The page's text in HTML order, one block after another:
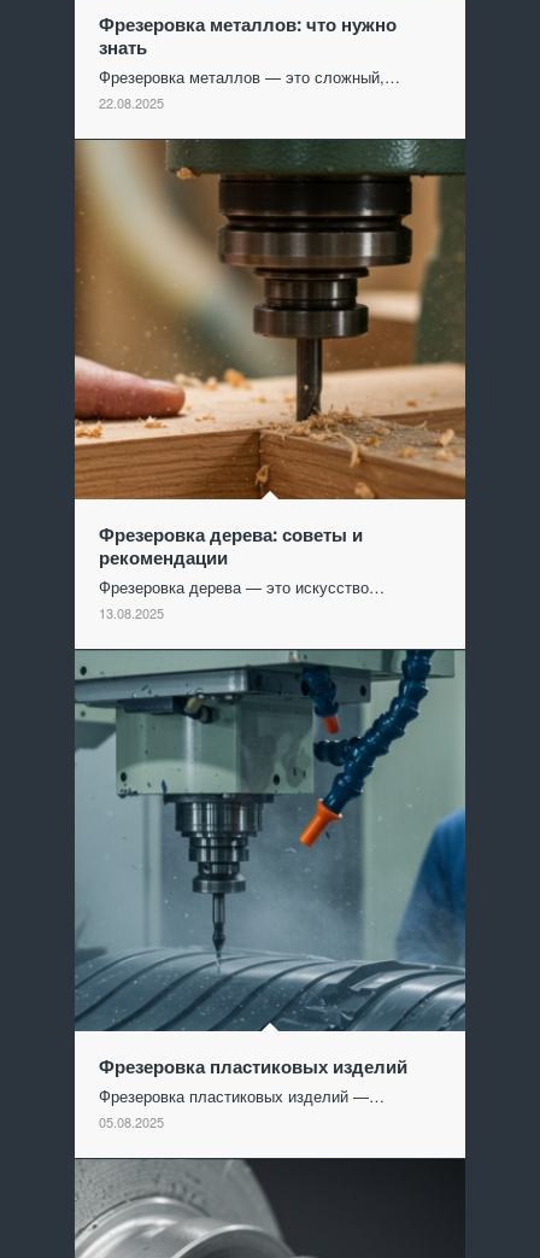
Фрезеровка металлов: что нужно
знать
Фрезеровка металлов — это сложный,…
22.08.2025
Фрезеровка дерева: советы и
рекомендации
Фрезеровка дерева — это искусство…
13.08.2025
Фрезеровка пластиковых изделий
Фрезеровка пластиковых изделий —…
05.08.2025